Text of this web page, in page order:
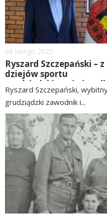
Dodano
08 lutego 2025
Ryszard Szczepański – z
dziejów sportu
grudziądzkiego i nie
Ryszard Szczepański,
grudziądzki zawodnik i...
czytaj
więcej